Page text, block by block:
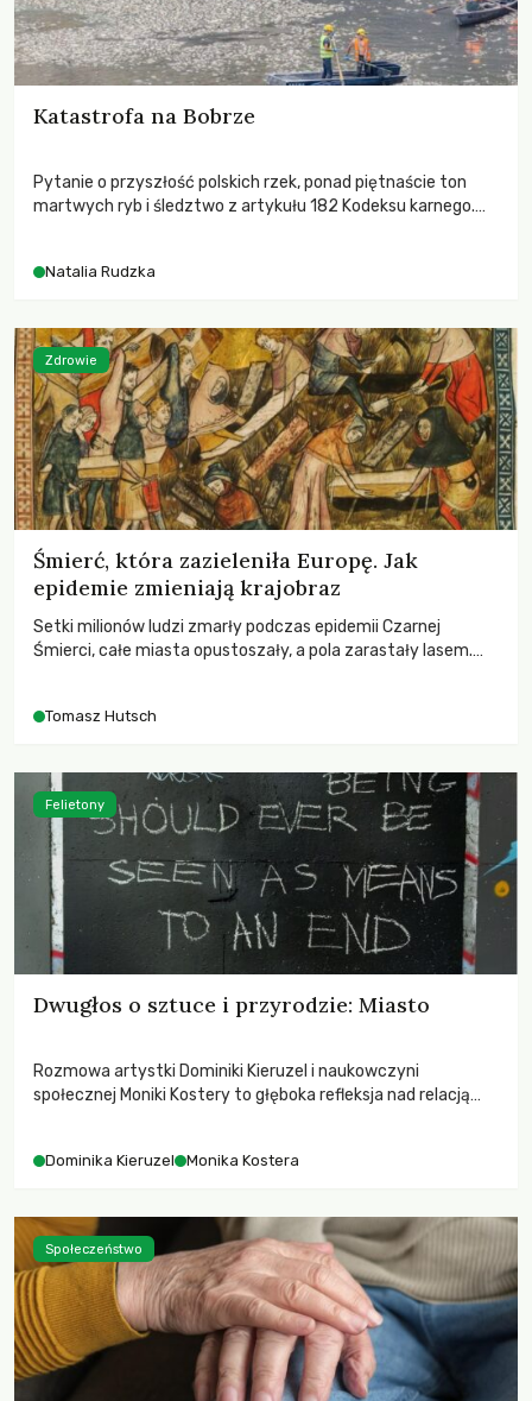
Katastrofa na Bobrze
Pytanie o przyszłość polskich rzek, ponad piętnaście ton
martwych ryb i śledztwo z artykułu 182 Kodeksu karnego.
zdarzeń prowadzących do biologicznej śmierci rzeki.
Natalia Rudzka
Śmierć, która zazieleniła Europę. Jak
epidemie zmieniają krajobraz
Setki milionów ludzi zmarły podczas epidemii Czarnej
Śmierci, całe miasta opustoszały, a pola zarastały lasem.
największych katastrof w swoich dziejach.
Tomasz Hutsch
Zdrowie
Dwugłos o sztuce i przyrodzie: Miasto
Rozmowa artystki Dominiki Kieruzel i naukowczyni
społecznej Moniki Kostery to głęboka refleksja nad relacją
Dominika Kieruzel Monika Kostera
Felietony
Społeczeństwo